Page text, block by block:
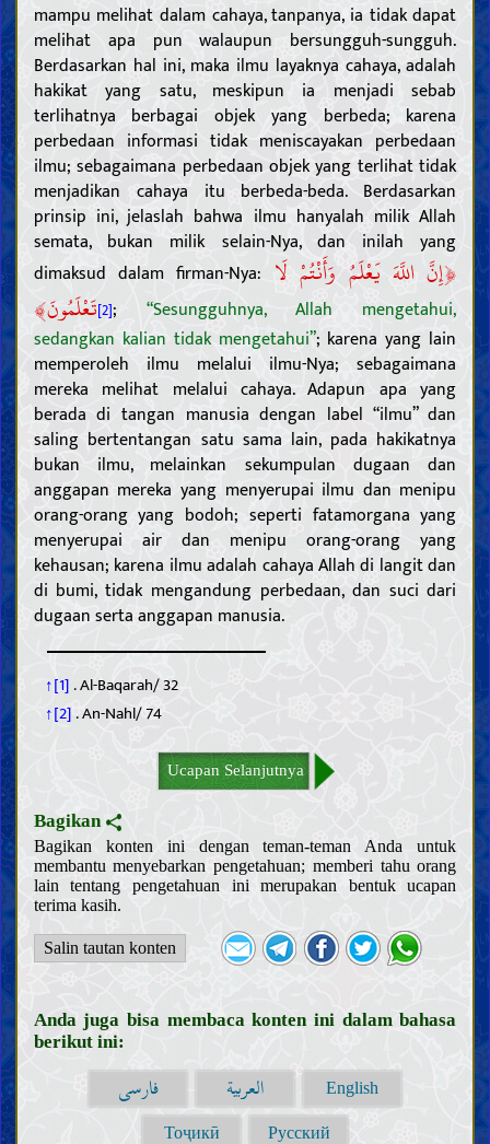
mampu melihat dalam cahaya, tanpanya, ia tidak dapat
melihat apa pun walaupun bersungguh-sungguh.
Berdasarkan hal ini, maka ilmu layaknya cahaya, adalah
hakikat yang satu, meskipun ia menjadi sebab
terlihatnya berbagai objek yang berbeda; karena
perbedaan informasi tidak meniscayakan perbedaan
ilmu; sebagaimana perbedaan objek yang terlihat tidak
menjadikan cahaya itu berbeda-beda. Berdasarkan
prinsip ini, jelaslah bahwa ilmu hanyalah milik Allah
semata, bukan milik selain-Nya, dan inilah yang
dimaksud dalam firman-Nya:
﴿إِنَّ اللَّهَ يَعْلَمُ وَأَنْتُمْ لَا
تَعْلَمُونَ﴾ [2]; “Sesungguhnya, Allah mengetahui,
sedangkan kalian tidak mengetahui”; karena yang lain
memperoleh ilmu melalui ilmu-Nya; sebagaimana
mereka melihat melalui cahaya. Adapun apa yang
berada di tangan manusia dengan label “ilmu” dan
saling bertentangan satu sama lain, pada hakikatnya
bukan ilmu, melainkan sekumpulan dugaan dan
anggapan mereka yang menyerupai ilmu dan menipu
orang-orang yang bodoh; seperti fatamorgana yang
menyerupai air dan menipu orang-orang yang
kehausan; karena ilmu adalah cahaya Allah di langit dan
di bumi, tidak mengandung perbedaan, dan suci dari
dugaan serta anggapan manusia.
↑[1] . Al-Baqarah/ 32
↑[2]. An-Nahl/ 74
Ucapan Selanjutnya
Bagikan
Bagikan konten ini dengan teman-teman Anda untuk
membantu menyebarkan pengetahuan; memberi tahu orang
lain tentang pengetahuan ini merupakan bentuk ucapan
terima kasih.
Salin tautan konten
Anda juga bisa membaca konten ini dalam bahasa
berikut ini:
فارسی العربية English
Тоҷикӣ Русский